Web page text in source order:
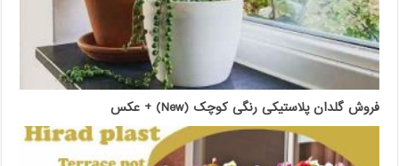
فروش گلدان پلاستیکی رنگی کوچک (New) + عکس